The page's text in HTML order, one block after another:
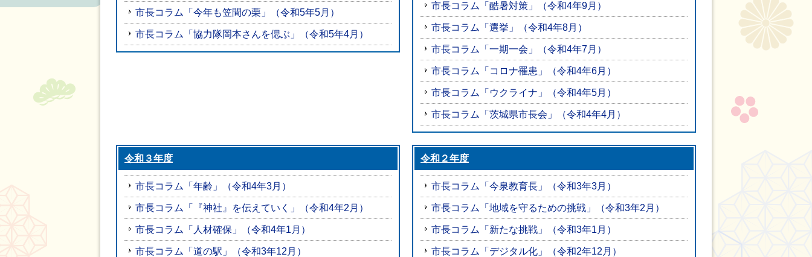
市長コラム「今年も笠間の栗」（令和5年5月）
市長コラム「協力隊岡本さんを偲ぶ」（令和5年4月）
市長コラム「酷暑対策」（令和4年9月）
市長コラム「選挙」（令和4年8月）
市長コラム「一期一会」（令和4年7月）
市長コラム「コロナ罹患」（令和4年6月）
市長コラム「ウクライナ」（令和4年5月）
市長コラム「茨城県市長会」（令和4年4月）
令和３年度
市長コラム「年齢」（令和4年3月）
市長コラム「『神社』を伝えていく」（令和4年2月）
市長コラム「人材確保」（令和4年1月）
市長コラム「道の駅」（令和3年12月）
令和２年度
市長コラム「今泉教育長」（令和3年3月）
市長コラム「地域を守るための挑戦」（令和3年2月）
市長コラム「新たな挑戦」（令和3年1月）
市長コラム「デジタル化」（令和2年12月）